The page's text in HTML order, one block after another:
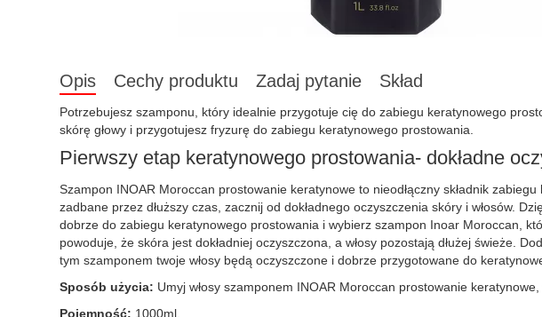
Opis Cechy produktu Zadaj pytanie Skład
Potrzebujesz szamponu, który idealnie przygotuje cię do zabiegu keratynowego
skórę głowy i przygotujesz fryzurę do zabiegu keratynowego prostowania.
Pierwszy etap keratynowego prostowania- dokładne
Szampon INOAR Moroccan prostowanie keratynowe to nieodłączny składnik
zadbane przez dłuższy czas, zacznij od dokładnego oczyszczenia skóry i włosów.
dobrze do zabiegu keratynowego prostowania i wybierz szampon Inoar Moroccan,
powoduje, że skóra jest dokładniej oczyszczona, a włosy pozostają dłużej świeże.
tym szamponem twoje włosy będą oczyszczone i dobrze przygotowane do
Sposób użycia: Umyj włosy szamponem INOAR Moroccan prostowanie
Pojemność: 1000ml.